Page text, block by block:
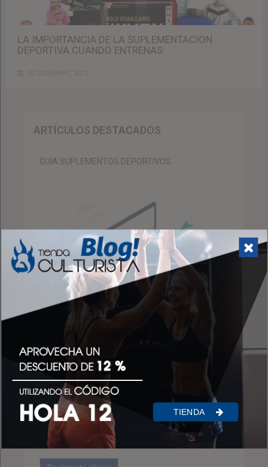
LA IMPORTANCIA DE LA SUPLEMENTACION
DEPORTIVA CUANDO ENTRENAS
ARTÍCULOS DESTACADOS
GUIA SUPLEMENTOS DEPORTIVOS
APÚNTATE AQUÍ PARA RECIBIR LAS
NOVEDADES DEL BLOG
Acepto el tratamiento de mis datos para el
envío del Newsletter con información
comercial conforme a la
política de
privacidad.
TIENDA